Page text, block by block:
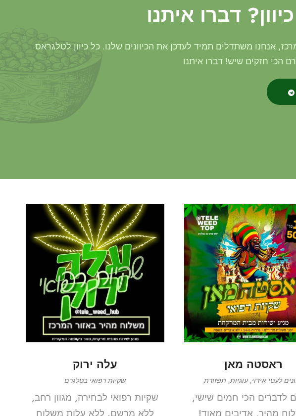
דברו איתנו
אנחנו משתדלים תמיד לעדכן את הכיוונים שלנו. כל כיוון לטלגראס
הכי חזקים שיש! דברו איתנו
ראסטה מאן
לעטי אידוי, עוגיות, תפזורת
לדברים הכי חמים שישי,
מהיר, אדיבים מאוד!
עלה ירוק
שקיות רפואי בטלגרם
שקיות רפואי לבחירה, מגוון רחב,
ללא מרשם. ללא עלות משלוח